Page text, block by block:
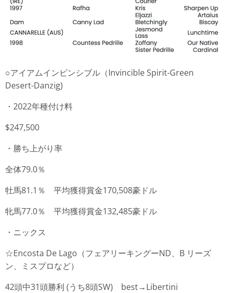
○アイアムインビンシブル（Invincible Spirit-Green
Desert-Danzig)
・2022年種付け料
$247,500
・勝ち上がり率
全体79.0％
牡馬81.1％ 平均獲得賞金170,508豪ドル
牝馬77.0％ 平均獲得賞金132,485豪ドル
・ニックス
☆Encosta De Lago（フェアリーキングーND、B リーズ
ン、ミスプロなど）
42頭中31頭勝利 (うち8頭SW) best→Libertini